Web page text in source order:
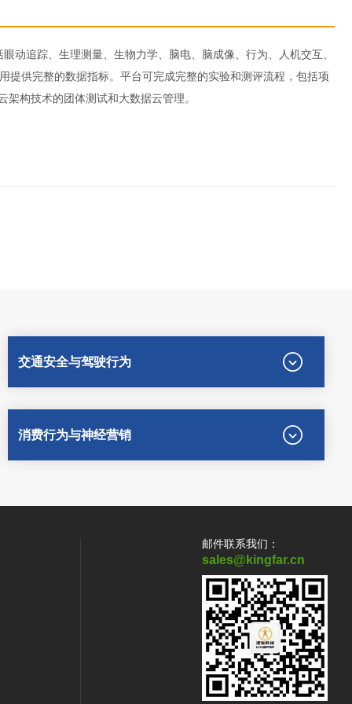
动追踪、生理测量、生物力学、脑电、脑成像、行为、人机交互、
提供完整的数据指标。平台可完成完整的实验和测评流程，包括项
构技术的团体测试和大数据云管理。
交通安全与驾驶行为
消费行为与神经营销
邮件联系我们：
sales@kingfar.cn